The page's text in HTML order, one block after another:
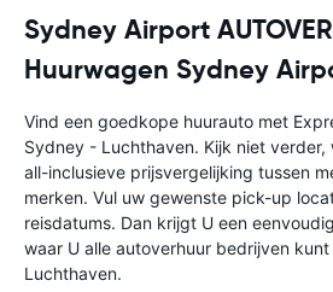
Sydney Airport
Huurwagen Sydney
Vind een goedkope huurauto met
Sydney - Luchthaven. Kijk niet verder,
all-inclusieve prijsvergelijking tussen
merken. Vul uw gewenste pick-up
reisdatums. Dan krijgt U een
waar U alle autoverhuur bedrijven
Luchthaven.